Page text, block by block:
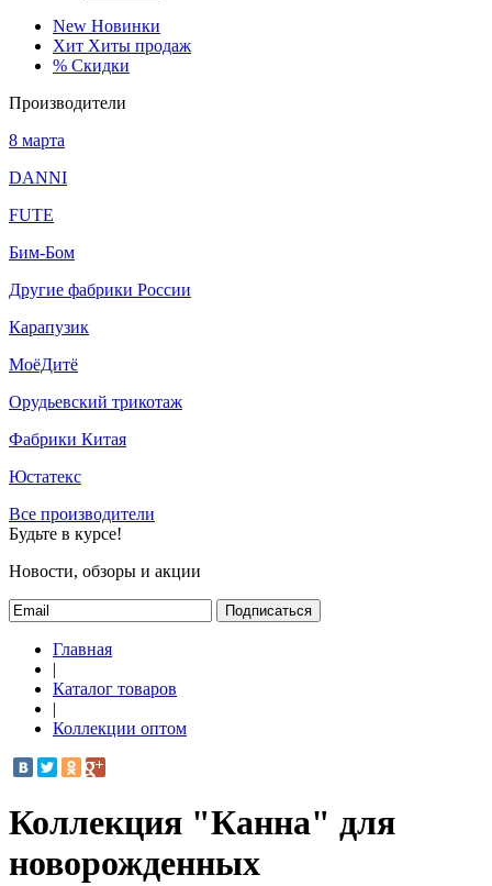
New Новинки
Хит Хиты продаж
% Скидки
Производители
8 марта
DANNI
FUTE
Бим-Бом
Другие фабрики России
Карапузик
МоёДитё
Орудьевский трикотаж
Фабрики Китая
Юстатекс
Все производители
Будьте в курсе!
Новости, обзоры и акции
Подписаться
Главная
|
Каталог товаров
|
Коллекции оптом
Коллекция "Канна" для
новорожденных